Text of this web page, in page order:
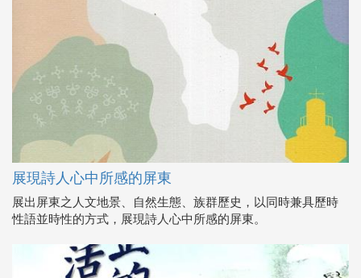
展現詩人心中所感的屏東
展出屏東之人文地景、自然生態、族群歷史，以同時兼具歷時
性語並時性的方式，展現詩人心中所感的屏東。